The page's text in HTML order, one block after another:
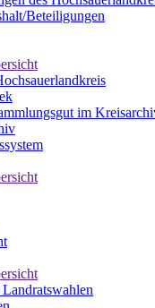
Beteiligungen
im